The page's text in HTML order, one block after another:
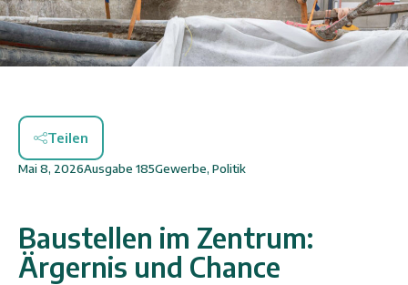
Teilen
Mai 8, 2026Ausgabe 185Gewerbe, Politik
Baustellen im Zentrum:
Ärgernis und Chance